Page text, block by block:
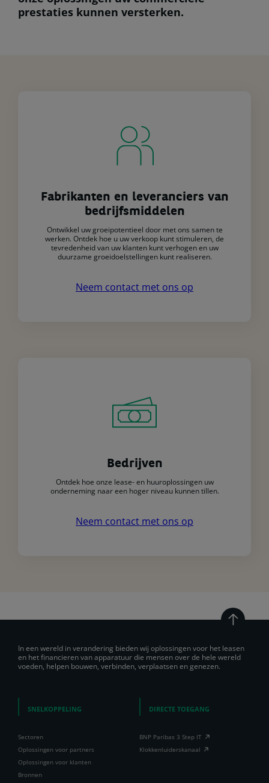
prestaties kunnen versterken.
Fabrikanten en leveranciers van
bedrijfsmiddelen
Ontwikkel uw groeipotentieel door met ons samen te
werken. Ontdek hoe u uw verkoop kunt stimuleren, de
tevredenheid van uw klanten kunt verhogen en uw
duurzame groeidoelstellingen kunt realiseren.
Neem contact met ons op
Bedrijven
Ontdek hoe onze lease- en huuroplossingen uw
onderneming naar een hoger niveau kunnen tillen.
Neem contact met ons op
In een wereld in verandering bieden wij oplossingen voor het leasen
en het financieren van apparatuur die mensen over de hele wereld
voeden, helpen bouwen, verbinden, verplaatsen en genezen.
SNELKOPPELING
Sectoren
Oplossingen voor partners
Oplossingen voor klanten
Bronnen
DIRECTE TOEGANG
BNP Paribas 3 Step IT
Klokkenluiderskanaal